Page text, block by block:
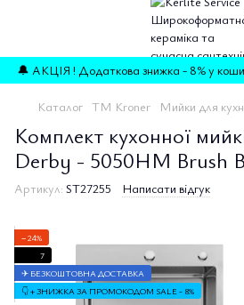
🔔 АКЦІЯ ! Додаткова знижка - 8% у
Каталог TM Kroner Мийки для
Комплект кухонної
Derby - 5050HM Brush
Артикул: ST27255 Написати відгук
−24%
7
✈ БЕЗКОШТОВНА ДОСТАВКА
👇 + ЗНИЖКА ЗА ПРОМОКОДОМ SALE - 8%